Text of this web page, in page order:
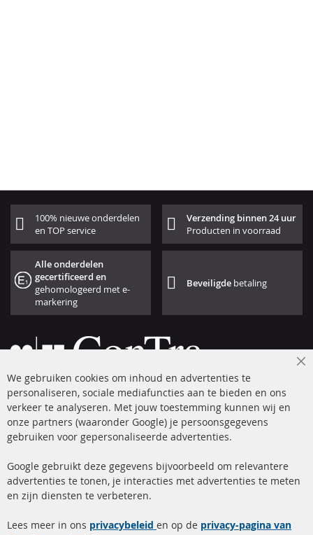
100% nieuwe onderdelen
en TOP service
Verzending binnen 24 uur
Producten in voorraad
Alle onderdelen
gecertificeerd en
gehomologeerd met e-
markering
Beveiligde betaling
+49 (0) 4533 799 00 0
ma-do: 09-17 u, vr Fr 09-16 u
info@contra-automotive.de
facebook
instagram
Snelle links Kundenservice
We gebruiken cookies om inhoud en advertenties te
personaliseren, sociale mediafuncties aan te bieden en ons
verkeer te analyseren. Met jouw toestemming kunnen wij en
onze partners (waaronder Google) je persoonsgegevens
gebruiken voor gepersonaliseerde advertenties.
Google gebruikt deze gegevens bijvoorbeeld om relevantere
advertenties te tonen, je interacties met advertenties te meten
en zijn diensten te verbeteren.
Lees meer in ons privacybeleid en op de privacy-pagina van